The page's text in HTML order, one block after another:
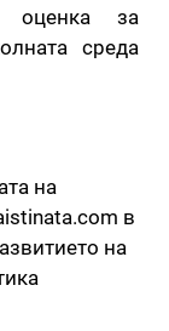
за
среда
на
в
на